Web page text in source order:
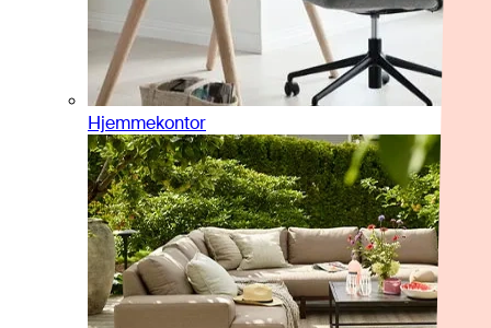
Hjemmekontor